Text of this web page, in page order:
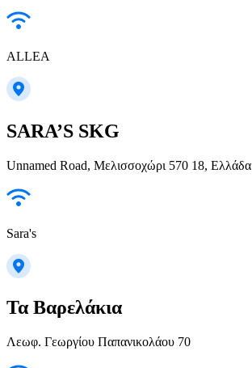
ALLEA
SARA’S SKG
Unnamed Road, Μελισσοχώρι 570 18, Ελλάδα
Sara's
Τα Βαρελάκια
Λεωφ. Γεωργίου Παπανικολάου 70